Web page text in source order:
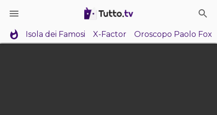
Isola dei Famosi X-Factor Oroscopo Paolo Fox